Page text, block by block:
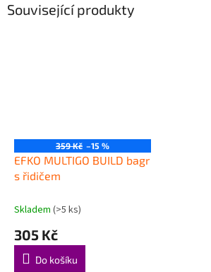
Související produkty
359 Kč –15 %
EFKO MULTIGO BUILD bagr
s řidičem
Skladem (>5 ks)
305 Kč
Do košíku